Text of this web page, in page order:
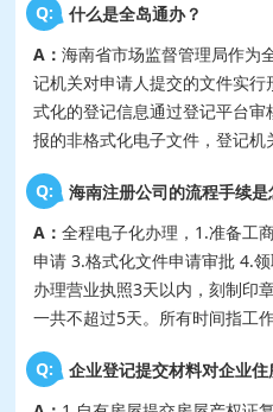
Q:
什么是全岛通办？
A：海南省市场监督管理局作为
记机关对申请人提交的文件实
式化的登记信息通过登记平台
报的非格式化电子文件，登记机
Q:
海南注册公司的流程手续
A：全程电子化办理，1.准备工
申请 3.格式化文件申请审批 4.
办理营业执照3天以内，刻制印
一共不超过5天。所有时间指工
Q:
企业登记提交材料对企业住